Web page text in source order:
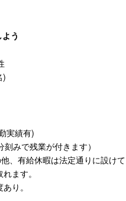
う
)
実績有)
みで残業が付きます）
、有給休暇は法定通りに設け
ます。
り。